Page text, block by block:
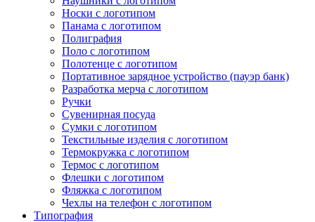
Носки с логотипом
Панама с логотипом
Полиграфия
Поло с логотипом
Полотенце с логотипом
Портативное зарядное устройство (пауэр банк)
Разработка мерча с логотипом
Ручки
Сувенирная посуда
Сумки с логотипом
Текстильные изделия с логотипом
Термокружка с логотипом
Термос с логотипом
Флешки с логотипом
Фляжка с логотипом
Чехлы на телефон с логотипом
Типография